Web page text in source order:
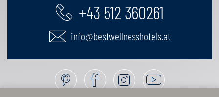
+43 512 360261
info@bestwellnesshotels.at